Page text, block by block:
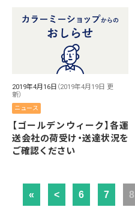
2019年4月16日 （2019年4月19日 更
新）
ニュース
【ゴールデンウィーク】各運
送会社の荷受け・送達状況を
ご確認ください
« < 6 7 8